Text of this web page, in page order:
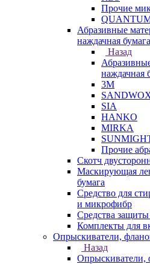
Прочие
Абразивные
наждачная
Назад
наждачная
3М
SIA
HANKO
MIRKA
Прочие
Скотч
Маскирующая
бумага
Средство для
и микрофибр
Средства
Комплекты для
Опрыскиватели,
Назад
Опрыскиватели,